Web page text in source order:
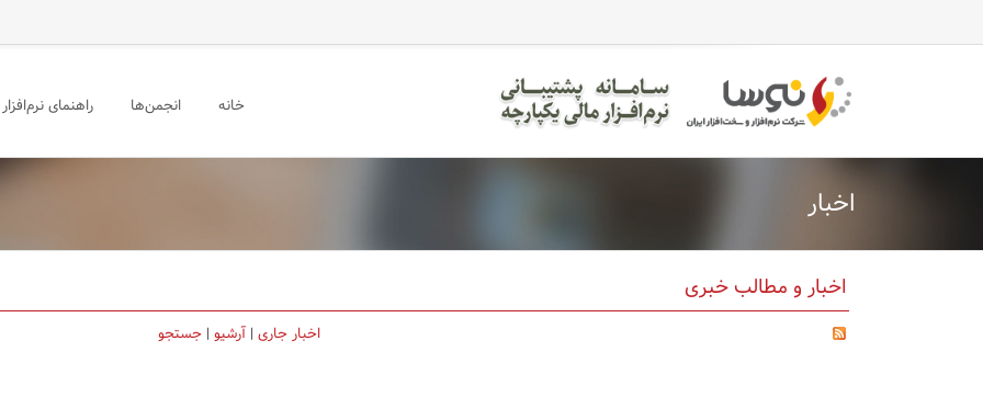
خانه انجمن‌ها راهنمای نرم‌افزار
اخبار
اخبار و مطالب خبری
اخبار جاری | آرشیو | جستجو